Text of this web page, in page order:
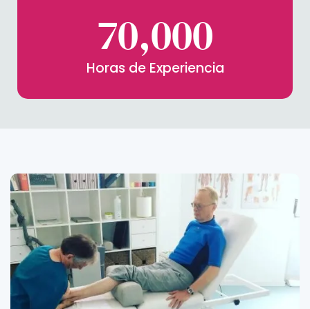
Horas de Experiencia
70,000